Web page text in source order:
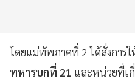
โดยแม่ทัพภาคที่ 2 ได้สั่งการใ
ทหารบกที่ 21 และหน่วยที่เ